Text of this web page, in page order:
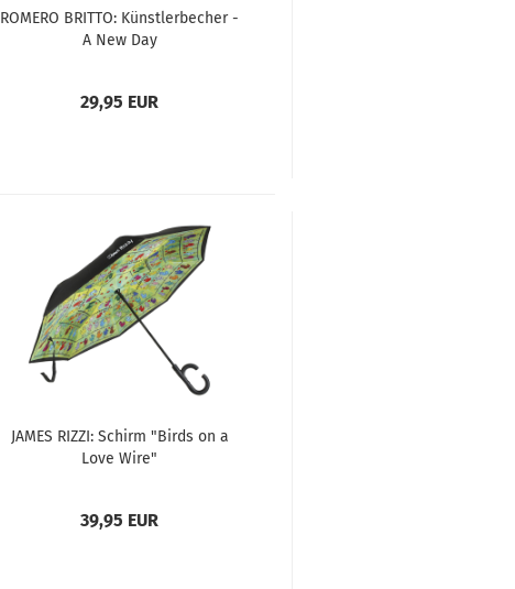
ROMERO BRITTO: Künstlerbecher -
A New Day
29,95 EUR
JAMES RIZZI: Schirm "Birds on a
Love Wire"
39,95 EUR